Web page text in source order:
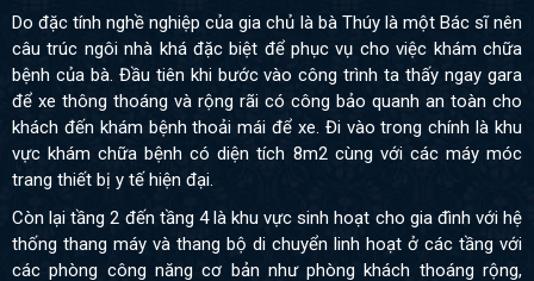
Do đặc tính nghề nghiệp của gia chủ là bà Thúy là một Bác sĩ nên
câu trúc ngôi nhà khá đặc biệt để phục vụ cho việc khám chữa
bệnh của bà. Đầu tiên khi bước vào công trình ta thấy ngay gara
để xe thông thoáng và rộng rãi có công bảo quanh an toàn cho
khách đến khám bệnh thoải mái để xe. Đi vào trong chính là khu
vực khám chữa bệnh có diện tích 8m2 cùng với các máy móc
trang thiết bị y tế hiện đại.
Còn lại tầng 2 đến tầng 4 là khu vực sinh hoạt cho gia đình với hệ
thống thang máy và thang bộ di chuyển linh hoạt ở các tầng với
các phòng công năng cơ bản như phòng khách thoáng rộng,